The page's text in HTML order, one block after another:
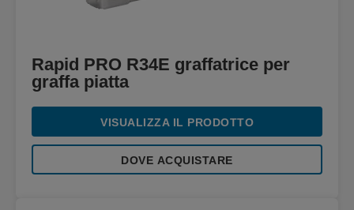
Rapid PRO R34E graffatrice per
graffa piatta
VISUALIZZA IL PRODOTTO
DOVE ACQUISTARE